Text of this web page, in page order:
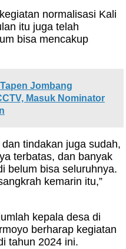
normalisasi Kali
itu juga telah
bisa mencakup
Jombang
Masuk Nominator
tindakan juga sudah,
terbatas, dan banyak
belum bisa seluruhnya.
kemarin itu,”
kepala desa di
berharap kegiatan
tahun 2024 ini.